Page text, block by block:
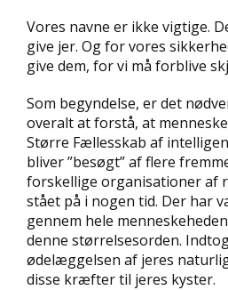
Vores navne er ikke vigtige.
give jer. Og for vores
give dem, for vi må forblive
Som begyndelse, er det
overalt at forstå, at
Større Fællesskab af
bliver ”besøgt” af flere
forskellige organisationer af
stået på i nogen tid. Der har
gennem hele
denne størrelsesorden.
ødelæggelsen af jeres
disse kræfter til jeres kyster.